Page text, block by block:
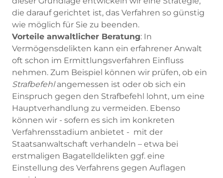
die darauf gerichtet ist, das Verfahren so günstig
wie möglich für Sie zu beenden.
Vorteile anwaltlicher Beratung: In
Vermögensdelikten kann ein erfahrener Anwalt
oft schon im Ermittlungsverfahren Einfluss
nehmen. Zum Beispiel können wir prüfen, ob ein
Strafbefehlangemessen ist oder ob sich ein
Einspruch gegen den Strafbefehl lohnt, um eine
Hauptverhandlung zu vermeiden. Ebenso
können wir - sofern es sich im konkreten
Verfahrensstadium anbietet - mit der
Staatsanwaltschaft verhandeln – etwa bei
erstmaligen Bagatelldelikten ggf. eine
Einstellung des Verfahrens gegen Auflagen